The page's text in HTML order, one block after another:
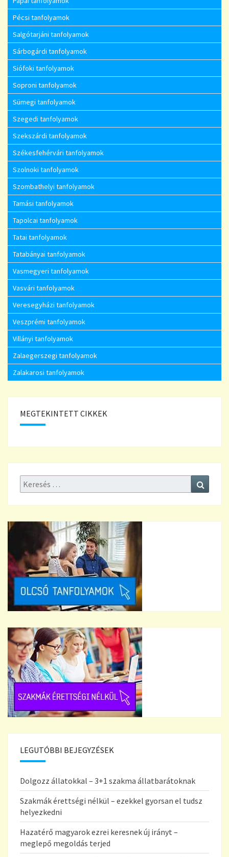
Pécsi tanfolyamok
Salgótarjáni tanfolyamok
Sárbogárdi tanfolyamok
Siófoki tanfolyamok
Soproni tanfolyamok
Sümegi tanfolyamok
Szegedi tanfolyamok
Szekszárdi tanfolyamok
Székesfehérvári tanfolyamok
Szolnoki tanfolyamok
Szombathelyi tanfolyamok
Tamási tanfolyamok
Tapolcai tanfolyamok
Tatai tanfolyamok
Tatabányai tanfolyamok
Vasmegyeri tanfolyamok
Vasvári tanfolyamok
Veresegyházi tanfolyamok
Veszprémi tanfolyamok
Villányi tanfolyamok
Zalaegerszegi tanfolyamok
Zalakarosi tanfolyamok
MEGTEKINTETT CIKKEK
Keresés:
LEGUTÓBBI BEJEGYZÉSEK
Dolgozz állatokkal – 3+1 szakma állatbarátoknak
Szakmák érettségi nélkül – ezekkel gyorsan el tudsz
helyezkedni
Hazatérő magyarok ezrei keresnek új irányt –
meglepő megoldás terjed